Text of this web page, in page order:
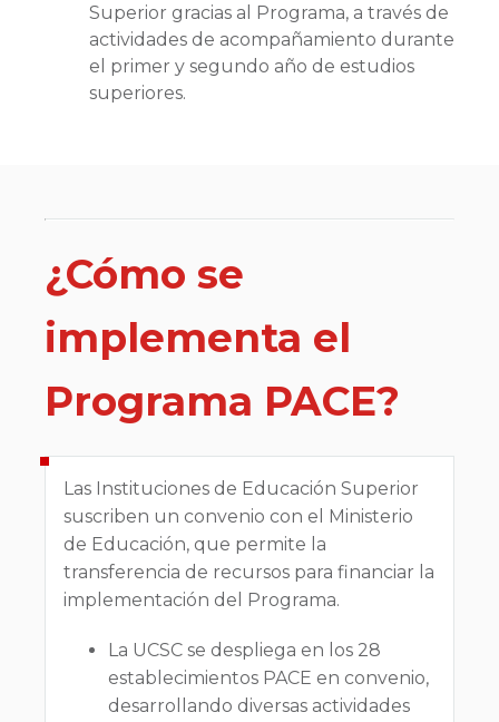
Superior gracias al Programa, a través de
actividades de acompañamiento durante
el primer y segundo año de estudios
superiores.
¿Cómo se
implementa el
Programa PACE?
Las Instituciones de Educación Superior
suscriben un convenio con el Ministerio
de Educación, que permite la
transferencia de recursos para financiar la
implementación del Programa.
La UCSC se despliega en los 28
establecimientos PACE en convenio,
desarrollando diversas actividades